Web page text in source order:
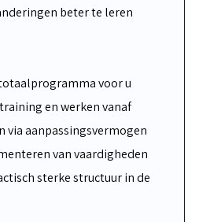
beter te leren
voor u
en werken vanaf
via aanpassingsvermogen
van vaardigheden
sterke structuur in de